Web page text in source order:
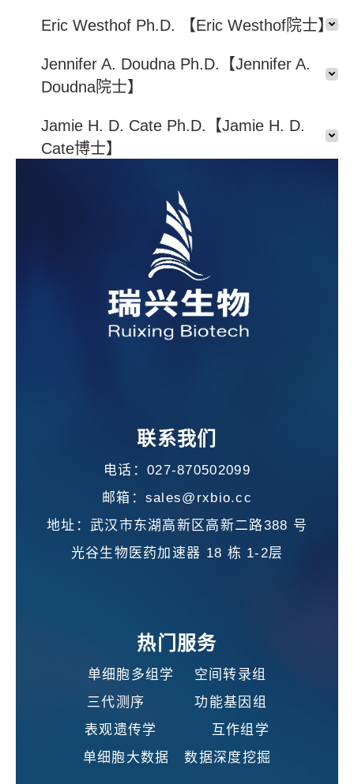
Eric Westhof Ph.D. 【Eric Westhof院士】
Jennifer A. Doudna Ph.D.【Jennifer A.
Doudna院士】
Jamie H. D. Cate Ph.D.【Jamie H. D.
Cate博士】
联系我们
电话：027-870502099
邮箱：sales@rxbio.cc
地址：武汉市东湖高新区高新二路388 号
光谷生物医药加速器 18 栋 1-2层
热门服务
单细胞多组学 空间转录组
三代测序 功能基因组
表观遗传学 互作组学
单细胞大数据 数据深度挖掘